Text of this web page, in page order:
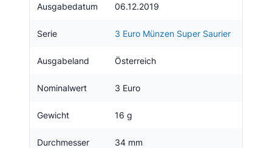
Ausgabedatum 06.12.2019
Serie 3 Euro Münzen Super Saurier
Ausgabeland Österreich
Nominalwert 3 Euro
Gewicht 16 g
Durchmesser 34 mm